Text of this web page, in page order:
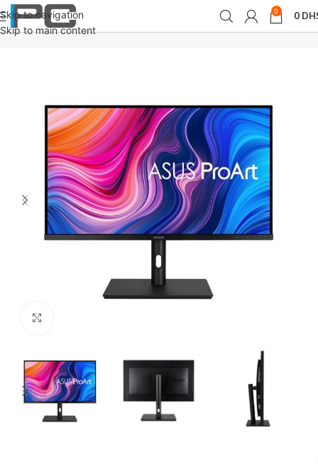
Skip to navigation
Skip to main content
0 0
Accueil périphériques